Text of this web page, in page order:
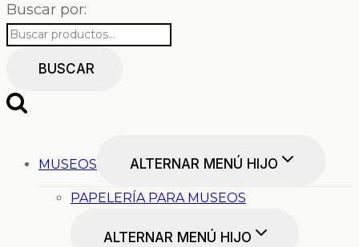
Buscar por:
BUSCAR
MUSEOS ALTERNAR MENÚ HIJO
PAPELERÍA PARA MUSEOS
ALTERNAR MENÚ HIJO